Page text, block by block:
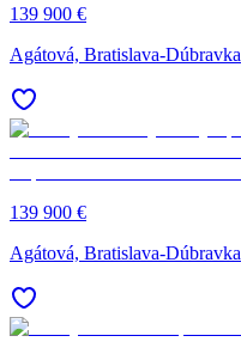
139 900 €
Agátová, Bratislava-Dúbravka
139 900 €
Agátová, Bratislava-Dúbravka